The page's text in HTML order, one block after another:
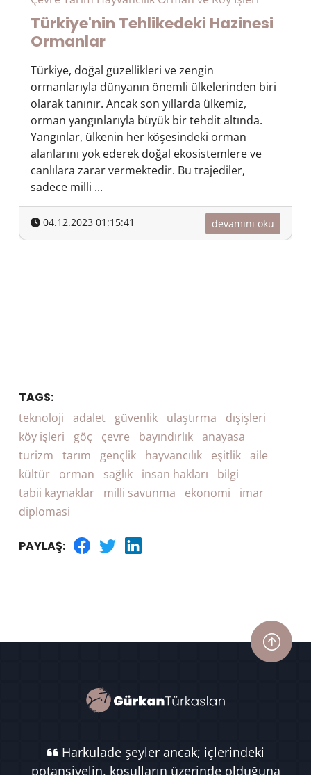
Türkiye'nin Tehlikedeki Hazinesi
Ormanlar
Türkiye, doğal güzellikleri ve zengin
ormanlarıyla dünyanın önemli ülkelerinden biri
olarak tanınır. Ancak son yıllarda ülkemiz,
orman yangınlarıyla büyük bir tehdit altında.
Yangınlar, ülkenin her köşesindeki orman
alanlarını yok ederek doğal ekosistemlere ve
canlılara zarar vermektedir. Bu trajediler,
sadece milli ...
04.12.2023 01:15:41 devamını oku
TAGS:
teknoloji adalet güvenlik ulaştırma
dışişleri
köy işleri
göç çevre bayındırlık anayasa
turizm
tarım gençlik hayvancılık eşitlik aile
kültür
orman sağlık insan hakları
bilgi
tabii kaynaklar
milli savunma ekonomi
imar
diplomasi
PAYLAŞ:
Harkulade şeyler ancak; içlerindeki
potansiyelin, koşulların üzerinde olduğuna